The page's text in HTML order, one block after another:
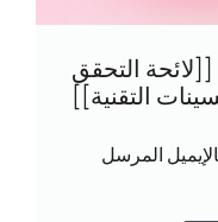
[[لائحة التحقق
التقنية]]
المرسل